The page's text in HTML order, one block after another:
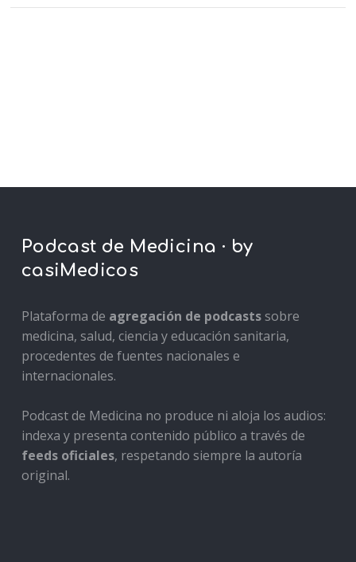
Podcast de Medicina · by
casiMedicos
Plataforma de agregación de podcastssobre
medicina, salud, ciencia y educación sanitaria,
procedentes de fuentes nacionales e
internacionales.
Podcast de Medicina no produce ni aloja los audios:
indexa y presenta contenido público a través de
feeds oficiales, respetando siempre la autoría
original.